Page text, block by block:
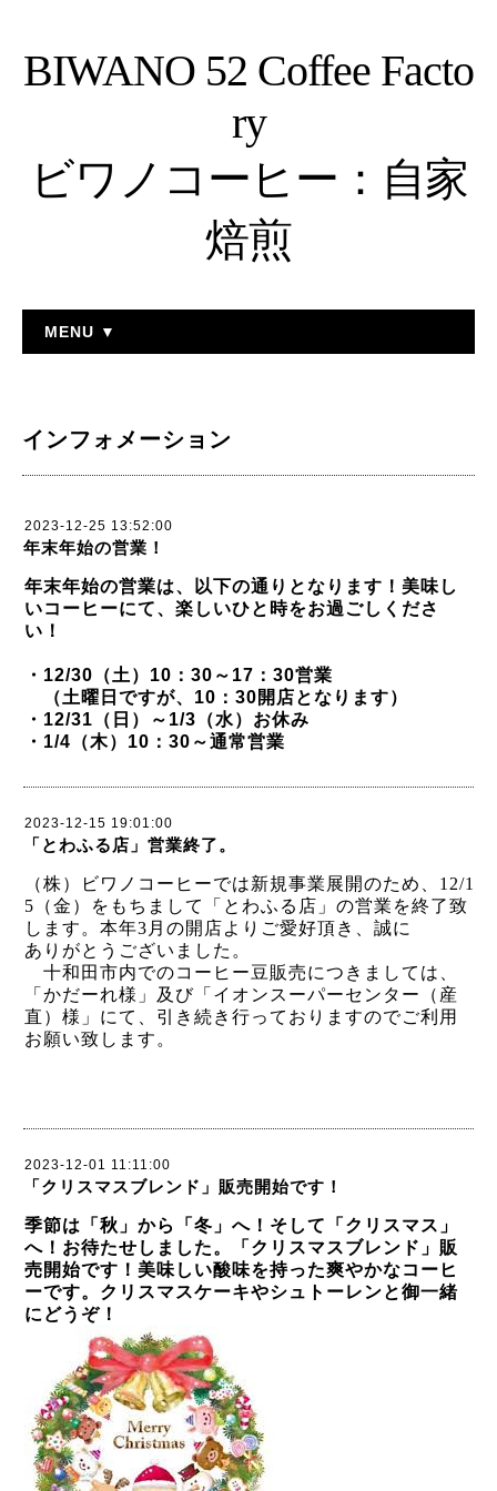
BIWANO 52 Coffee Facto
ry
ビワノコーヒー：自家
焙煎
MENU ▼
インフォメーション
2023-12-25 13:52:00
年末年始の営業！
年末年始の営業は、以下の通りとなります！美味し
いコーヒーにて、楽しいひと時をお過ごしくださ
い！
・12/30（土）10：30～17：30営業
（土曜日ですが、10：30開店となります）
・12/31（日）～1/3（水）お休み
・1/4（木）10：30～通常営業
2023-12-15 19:01:00
「とわふる店」営業終了。
（株）ビワノコーヒーでは新規事業展開のため、 12/1
5 （金）をもちまして
「とわふる店」の営業を終了致
します。本年3 月の開店よりご愛好頂き、誠に
ありがとうございました。
十和田市内でのコーヒー豆販売につきましては、
「かだーれ様」及び「イオンスーパーセンター（産
直）様」にて、引き続き行っておりますのでご利用
お願い致します。
2023-12-01 11:11:00
「クリスマスブレンド」販売開始です！
季節は「秋」から「冬」へ！そして「クリスマス」
へ！お待たせしました。「クリスマスブレンド」販
売開始です！美味しい酸味を持った爽やかなコーヒ
ーです。クリスマスケーキやシュトーレンと御一緒
にどうぞ！